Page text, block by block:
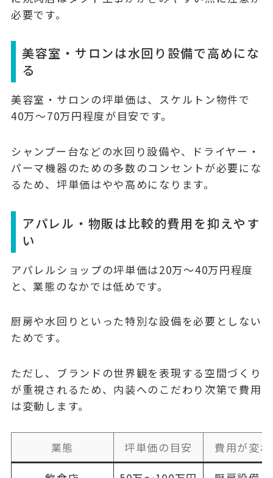
必要です。
美容室・サロンは水回り設備で高めにな
る
美容室・サロンの坪単価は、スケルトン物件で
40万〜70万円程度が目安です。
シャンプー台などの水回り設備や、ドライヤー・
パーマ機器のための多数のコンセントが必要にな
るため、坪単価はやや高めになります。
アパレル・物販は比較的費用を抑えやす
い
アパレルショップの坪単価は20万〜40万円程度
と、業態のなかでは低めです。
厨房や水回りといった特別な設備を必要としない
ためです。
ただし、ブランドの世界観を表現する空間づくり
が重視されるため、内装へのこだわり次第で費用
は変動します。
業態 坪単価の目安
費用が変